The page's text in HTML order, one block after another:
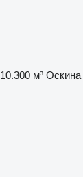
10.300 м³ Оскина